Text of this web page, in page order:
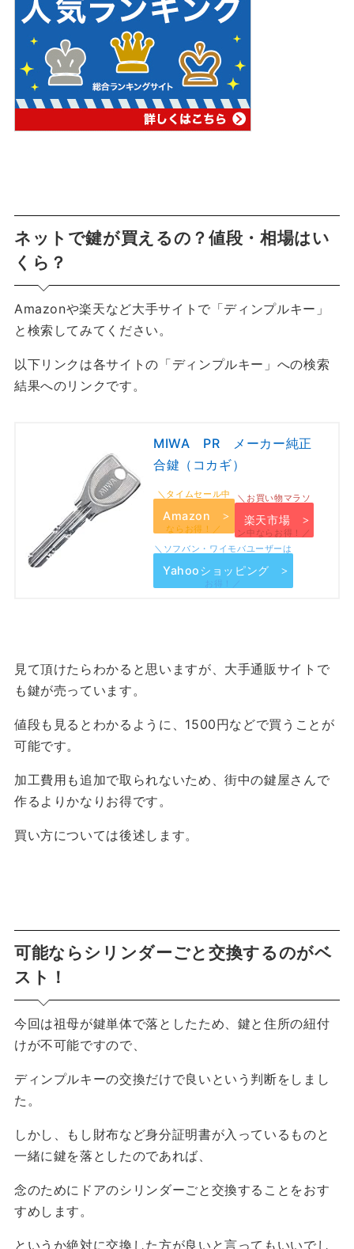
ネットで鍵が買えるの？値段・相場はい
くら？
Amazonや楽天など大手サイトで「ディンプルキー」
と検索してみてください。
以下リンクは各サイトの「ディンプルキー」への検索
結果へのリンクです。
MIWA PR メーカー純正
合鍵（コカギ）
Amazon 楽天市場
Yahooショッピング
見て頂けたらわかると思いますが、大手通販サイトで
も鍵が売っています。
値段も見るとわかるように、 1500円などで買うことが
可能です。
加工費用も追加で取られないため、街中の鍵屋さんで
作るよりかなりお得です。
買い方については後述します。
可能ならシリンダーごと交換するのがベ
スト！
今回は祖母が鍵単体で落としたため、鍵と住所の紐付
けが不可能ですので、
ディンプルキーの交換だけで良いという判断をしまし
た。
しかし、もし 財布など身分証明書が入っているものと
一緒に鍵を落としたのであれば、
念のために ドアのシリンダーごと交換することをおす
すめ します。
というか絶対に交換した方が良いと言ってもいいでし